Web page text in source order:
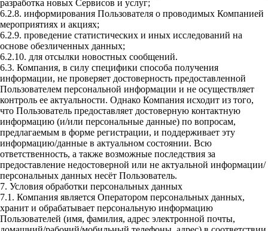
разработка новых Сервисов и услуг;
6.2.8. информирования Пользователя о проводимых Компанией
мероприятиях и акциях;
6.2.9. проведение статистических и иных исследований на
основе обезличенных данных;
6.2.10. для отсылки новостных сообщений.
6.3. Компания, в силу специфики способа получения
информации, не проверяет достоверность предоставленной
Пользователем персональной информации и не осуществляет
контроль ее актуальности. Однако Компания исходит из того,
что Пользователь предоставляет достоверную контактную
информацию (и/или персональные данные) по вопросам,
предлагаемым в форме регистрации, и поддерживает эту
информацию/данные в актуальном состоянии. Всю
ответственность, а также возможные последствия за
предоставление недостоверной или не актуальной информации/
персональных данных несёт Пользователь.
7. Условия обработки персональных данных
7.1. Компания является Оператором персональных данных,
хранит и обрабатывает персональную информацию
Пользователей (имя, фамилия, адрес электронной почты,